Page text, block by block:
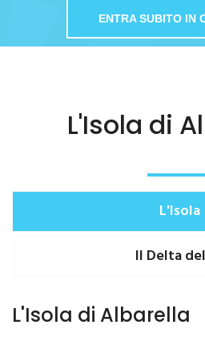
ENTRA SUBITO IN
L'Isola di
L'Isola
Il Delta
L'Isola di Albarella